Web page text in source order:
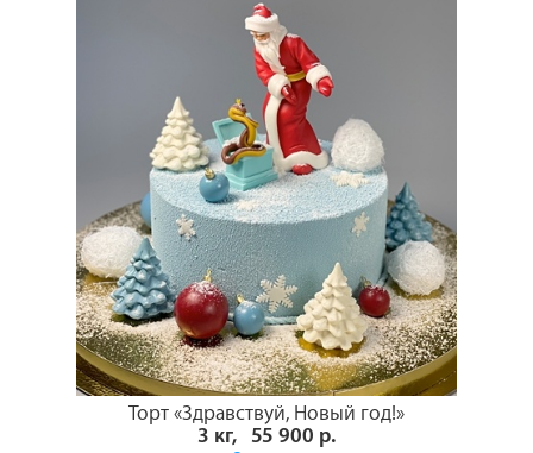
Торт «Здравствуй, Новый год!»
3 кг, 55 900 р.